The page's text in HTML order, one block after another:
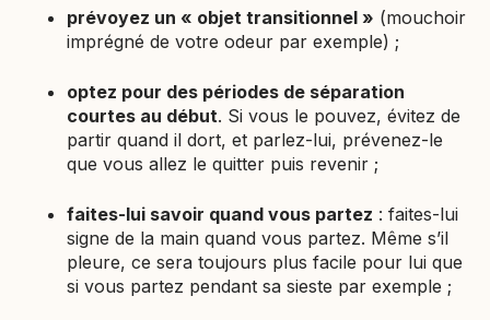
prévoyez un « objet transitionnel » (mouchoir
imprégné de votre odeur par exemple) ;
optez pour des périodes de séparation
courtes au début. Si vous le pouvez, évitez de
partir quand il dort, et parlez-lui, prévenez-le
que vous allez le quitter puis revenir ;
faites-lui savoir quand vous partez : faites-lui
signe de la main quand vous partez. Même s’il
pleure, ce sera toujours plus facile pour lui que
si vous partez pendant sa sieste par exemple ;